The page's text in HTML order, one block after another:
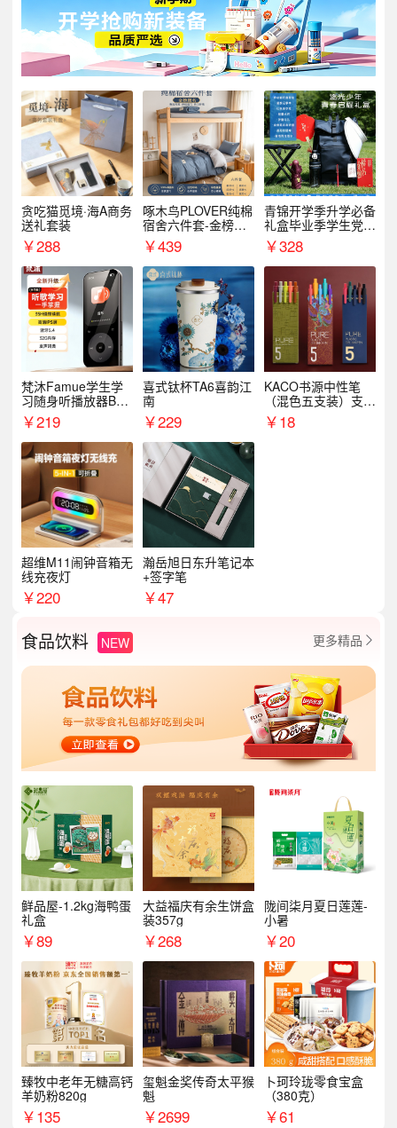
贪吃猫觅境·海A商务
送礼套装
￥288
啄木鸟PLOVER纯棉
宿舍六件套-金榜题
名
￥439
青锦开学季升学必备
礼盒毕业季学生党户
外出行备考装备礼品
￥328
梵沐Famue学生学
习随身听播放器BL1
5（64G）
￥219
喜式钛杯TA6喜韵江
南
￥229
KACO书源中性笔
（混色五支装）支持
logo定制
￥18
超维M11闹钟音箱无
线充夜灯
￥220
瀚岳旭日东升笔记本
+签字笔
￥47
食品饮料 NEW 更多精品 
鲜品屋-1.2kg海鸭蛋
礼盒
￥89
大益福庆有余生饼盒
装357g
￥268
陇间柒月夏日莲莲-
小暑
￥20
臻牧中老年无糖高钙
羊奶粉820g
￥135
玺魁金奖传奇太平猴
魁
￥2699
卜珂玲珑零食宝盒
（380克）
￥61